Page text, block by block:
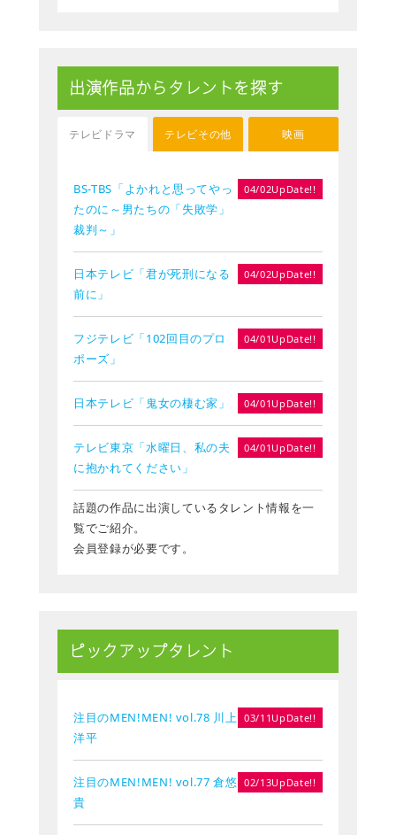
出演作品からタレントを探す
テレビドラマ テレビその他 映画
BS-TBS「よかれと思ってやっ
たのに～男たちの「失敗学」
裁判～」
04/02UpDate!!
日本テレビ「君が死刑になる
前に」
04/02UpDate!!
フジテレビ「102回目のプロ
ポーズ」
04/01UpDate!!
日本テレビ「鬼女の棲む家」 04/01UpDate!!
テレビ東京「水曜日、私の夫
に抱かれてください」
04/01UpDate!!
話題の作品に出演しているタレント情報を一
覧でご紹介。
会員登録が必要です。
ピックアップタレント
注目のMEN!MEN! vol.78 川上
洋平
03/11UpDate!!
注目のMEN!MEN! vol.77 倉悠
貴
02/13UpDate!!